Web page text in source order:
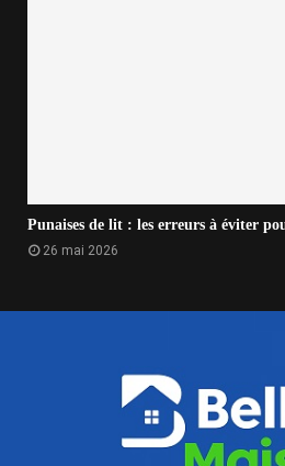
Punaises de lit : les erreurs à éviter
26 mai 2026